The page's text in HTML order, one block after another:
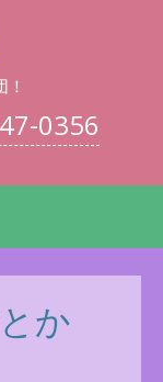
0356
か